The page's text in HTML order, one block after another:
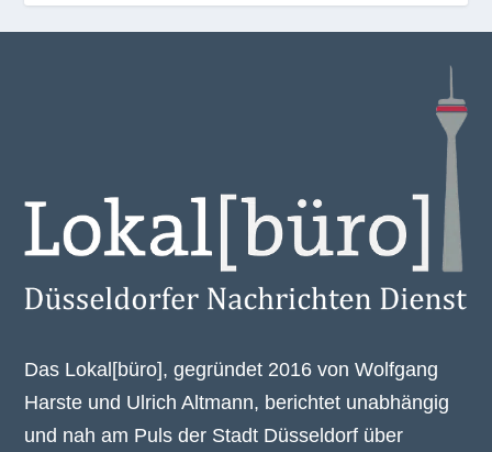
Das Lokal[büro], gegründet 2016 von Wolfgang
Harste und Ulrich Altmann, berichtet unabhängig
und nah am Puls der Stadt Düsseldorf über